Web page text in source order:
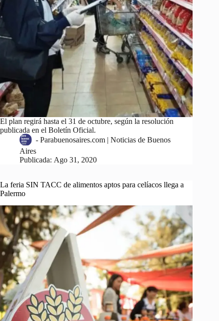
El plan regirá hasta el 31 de octubre, según la resolución
publicada en el Boletín Oficial.
- Parabuenosaires.com | Noticias de Buenos
Aires
Publicada: Ago 31, 2020
La feria SIN TACC de alimentos aptos para celíacos llega a
Palermo